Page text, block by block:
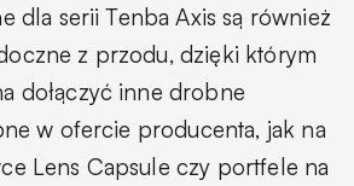
dla serii Tenba Axis są również
z przodu, dzięki którym
dołączyć inne drobne
w ofercie producenta, jak na
Lens Capsule czy portfele na